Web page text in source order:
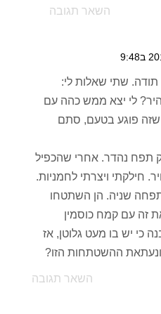
השאר תגובה
תודה. שתי שאלות לי:
לי יצא ממש כהה עם
שזה פוגע בטעם, סתם
תפח נהדר. אחרי שהכפיל
חילקתי ויצרתי לחמניות.
שניה. הן השתטחו
זה עם קמח כוסמין
כי יש בו מעט גלוטן, אז
ההשטתחות הזו?
השאר תגובה